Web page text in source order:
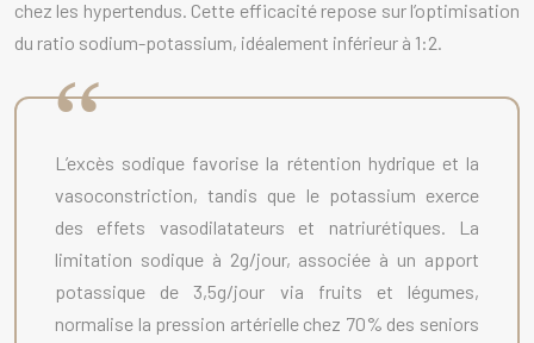
chez les hypertendus. Cette efficacité repose sur l’optimisation
du ratio sodium-potassium, idéalement inférieur à 1:2.
L’excès sodique favorise la rétention hydrique et la
vasoconstriction, tandis que le potassium exerce
des effets vasodilatateurs et natriurétiques. La
limitation sodique à 2g/jour, associée à un apport
potassique de 3,5g/jour via fruits et légumes,
normalise la pression artérielle chez 70% des seniors